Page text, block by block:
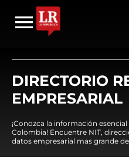
DIRECTORIO
EMPRESARIAL
¡Conozca la información
Colombia! Encuentre NIT,
datos empresarial mas grande